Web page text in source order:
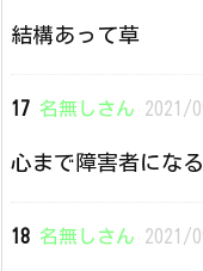
結構あって草
17 名無しさん 2021/
心まで障害者になる
18 名無しさん 2021/